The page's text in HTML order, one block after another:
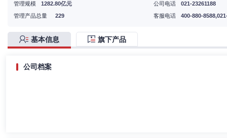
管理规模
1282.80亿元
管理产品总量
229
公司电话
021-23261188
客服电话
400-880-
基本信息 旗下产品
公司档案